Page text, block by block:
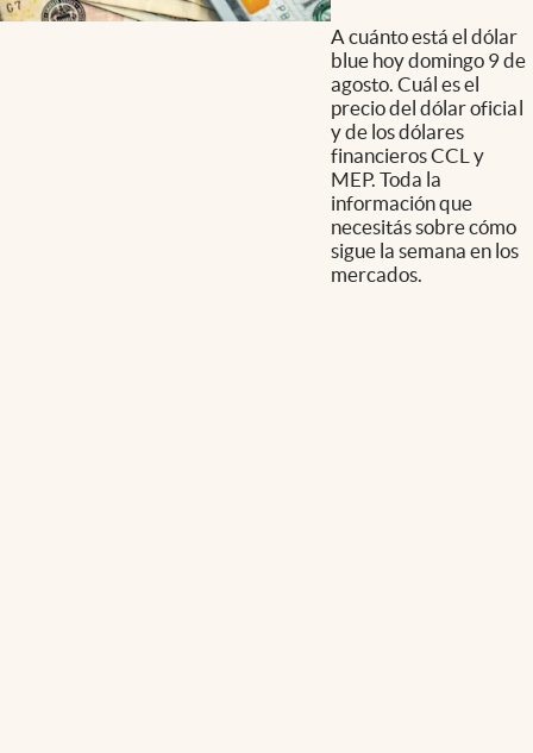
A cuánto está el dólar
blue hoy domingo 9 de
agosto. Cuál es el
precio del dólar oficial
y de los dólares
financieros CCL y
MEP. Toda la
información que
necesitás sobre cómo
sigue la semana en los
mercados.